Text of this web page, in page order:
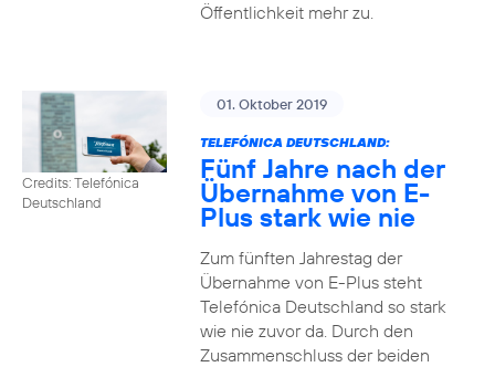
Öffentlichkeit mehr zu.
Credits: Telefónica
Deutschland
01. Oktober 2019
TELEFÓNICA DEUTSCHLAND:
Fünf Jahre nach der
Übernahme von E-
Plus stark wie nie
Zum fünften Jahrestag der
Übernahme von E-Plus steht
Telefónica Deutschland so stark
wie nie zuvor da. Durch den
Zusammenschluss der beiden